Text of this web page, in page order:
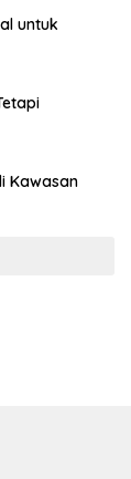
untuk
Kawasan